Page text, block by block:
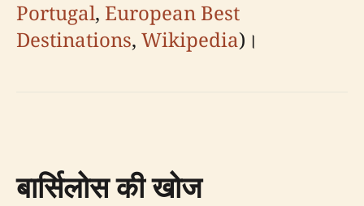
Portugal, European Best
Destinations, Wikipedia)।
बार्सिलोस की खोज